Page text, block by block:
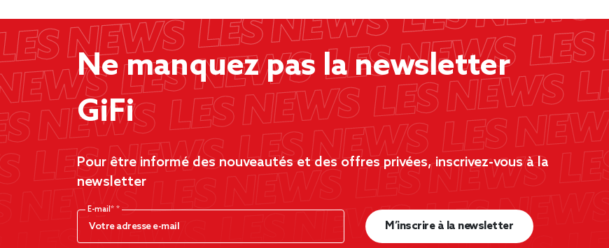
Ne manquez pas la newsletter
GiFi
Pour être informé des nouveautés et des offres privées, inscrivez-vous à la
newsletter
E-mail*
M’inscrire à la newsletter